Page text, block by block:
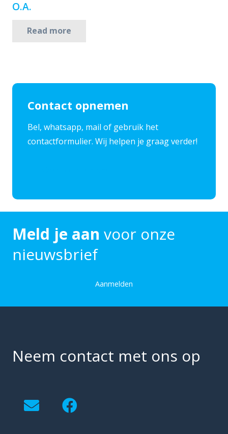
O.A.
Read more
Contact opnemen
​Bel, whatsapp, mail of gebruik het
contactformulier. Wij helpen je graag verder!
Meld je aan voor onze
nieuwsbrief
Aanmelden
Neem contact met ons op